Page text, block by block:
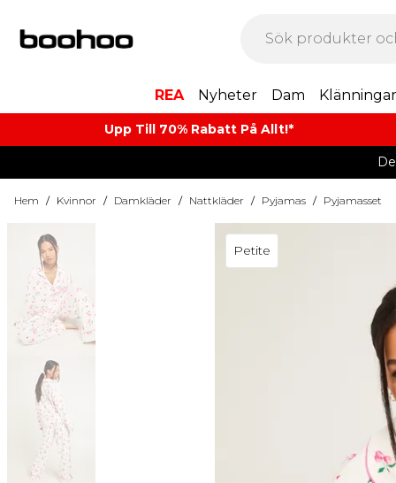
REA Nyheter Dam Klänningar
Upp Till 70% Rabatt På Allt!*
Hem / Kvinnor / Damkläder / Nattkläder / Pyjamas / Pyjamasset
Petite